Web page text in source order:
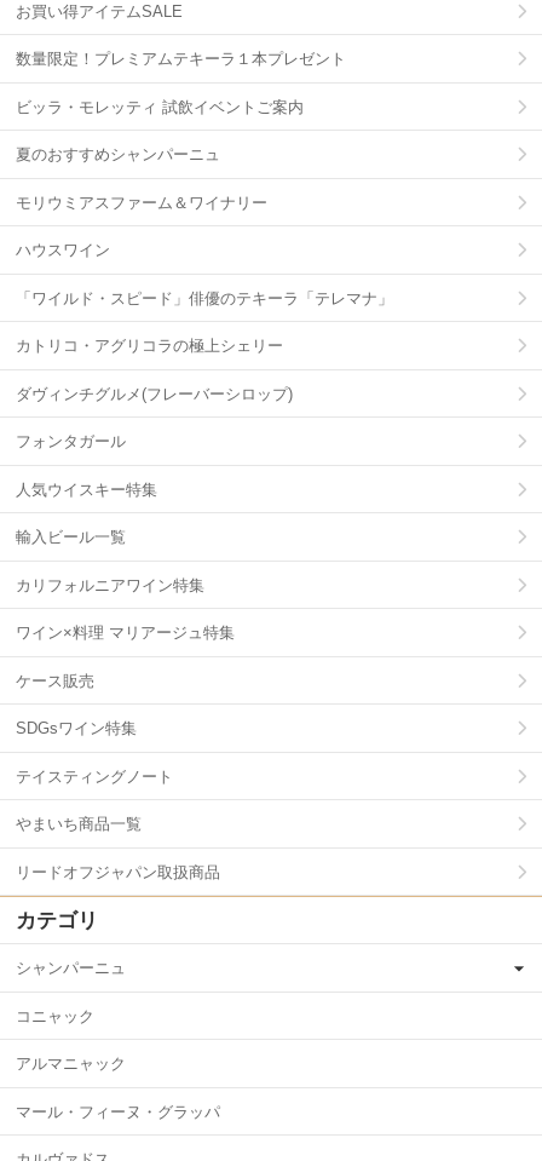
お買い得アイテムSALE
数量限定！プレミアムテキーラ１本プレゼント
ビッラ・モレッティ 試飲イベントご案内
夏のおすすめシャンパーニュ
モリウミアスファーム＆ワイナリー
ハウスワイン
「ワイルド・スピード」俳優のテキーラ「テレマナ」
カトリコ・アグリコラの極上シェリー
ダヴィンチグルメ(フレーバーシロップ)
フォンタガール
人気ウイスキー特集
輸入ビール一覧
カリフォルニアワイン特集
ワイン×料理 マリアージュ特集
ケース販売
SDGsワイン特集
テイスティングノート
やまいち商品一覧
リードオフジャパン取扱商品
カテゴリ
シャンパーニュ
コニャック
アルマニャック
マール・フィーヌ・グラッパ